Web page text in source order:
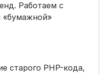
Работаем с
«бумажной»
старого PHP-кода,